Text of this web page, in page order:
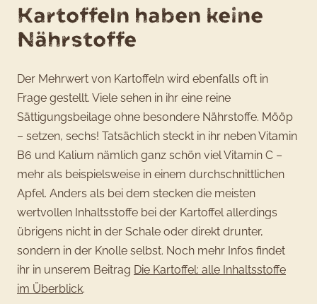
Kartoffeln haben keine
Nährstoffe
Der Mehrwert von Kartoffeln wird ebenfalls oft in
Frage gestellt. Viele sehen in ihr eine reine
Sättigungsbeilage ohne besondere Nährstoffe. Mööp
– setzen, sechs! Tatsächlich steckt in ihr neben Vitamin
B6 und Kalium nämlich ganz schön viel Vitamin C –
mehr als beispielsweise in einem durchschnittlichen
Apfel. Anders als bei dem stecken die meisten
wertvollen Inhaltsstoffe bei der Kartoffel allerdings
übrigens nicht in der Schale oder direkt drunter,
sondern in der Knolle selbst. Noch mehr Infos findet
ihr in unserem Beitrag Die Kartoffel: alle Inhaltsstoffe
im Überblick.